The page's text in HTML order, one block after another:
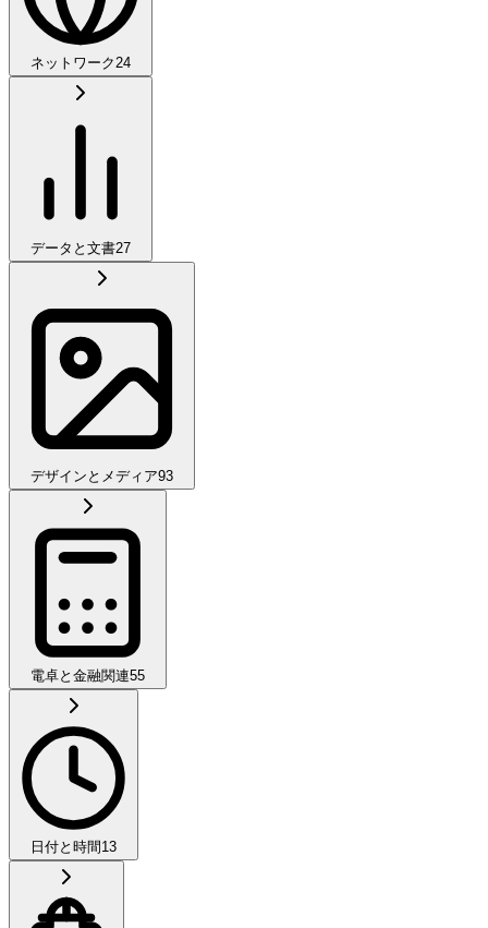
ネットワーク24
データと文書27
デザインとメディア93
電卓と金融関連55
日付と時間 13